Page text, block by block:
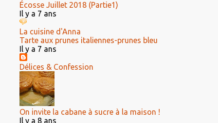
Écosse Juillet 2018 (Partie1)
Il y a 7 ans
La cuisine d'Anna
Tarte aux prunes italiennes-prunes bleu
Il y a 7 ans
Délices & Confession
On invite la cabane à sucre à la maison !
Il y a 8 ans